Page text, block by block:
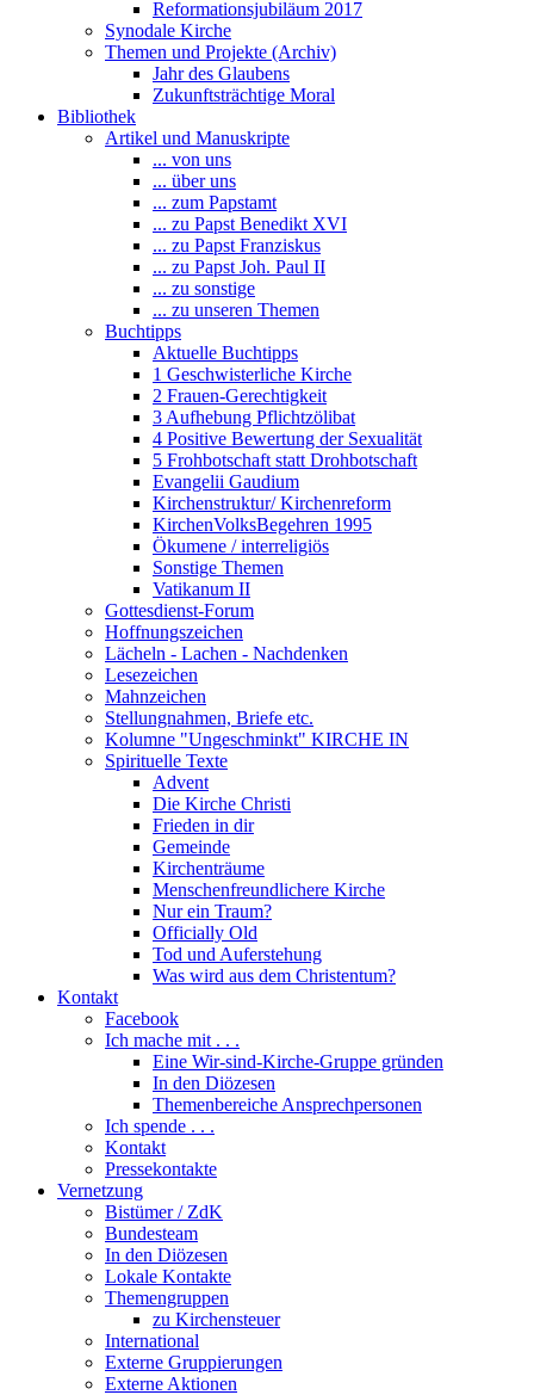
Reformationsjubiläum 2017
Synodale Kirche
Themen und Projekte (Archiv)
Jahr des Glaubens
Zukunftsträchtige Moral
Bibliothek
Artikel und Manuskripte
... von uns
... über uns
... zum Papstamt
... zu Papst Benedikt XVI
... zu Papst Franziskus
... zu Papst Joh. Paul II
... zu sonstige
... zu unseren Themen
Buchtipps
Aktuelle Buchtipps
1 Geschwisterliche Kirche
2 Frauen-Gerechtigkeit
3 Aufhebung Pflichtzölibat
4 Positive Bewertung der Sexualität
5 Frohbotschaft statt Drohbotschaft
Evangelii Gaudium
Kirchenstruktur/ Kirchenreform
KirchenVolksBegehren 1995
Ökumene / interreligiös
Sonstige Themen
Vatikanum II
Gottesdienst-Forum
Hoffnungszeichen
Lächeln - Lachen - Nachdenken
Lesezeichen
Mahnzeichen
Stellungnahmen, Briefe etc.
Kolumne "Ungeschminkt" KIRCHE IN
Spirituelle Texte
Advent
Die Kirche Christi
Frieden in dir
Gemeinde
Kirchenträume
Menschenfreundlichere Kirche
Nur ein Traum?
Officially Old
Tod und Auferstehung
Was wird aus dem Christentum?
Kontakt
Facebook
Ich mache mit . . .
Eine Wir-sind-Kirche-Gruppe gründen
In den Diözesen
Themenbereiche Ansprechpersonen
Ich spende . . .
Kontakt
Pressekontakte
Vernetzung
Bistümer / ZdK
Bundesteam
In den Diözesen
Lokale Kontakte
Themengruppen
zu Kirchensteuer
International
Externe Gruppierungen
Externe Aktionen